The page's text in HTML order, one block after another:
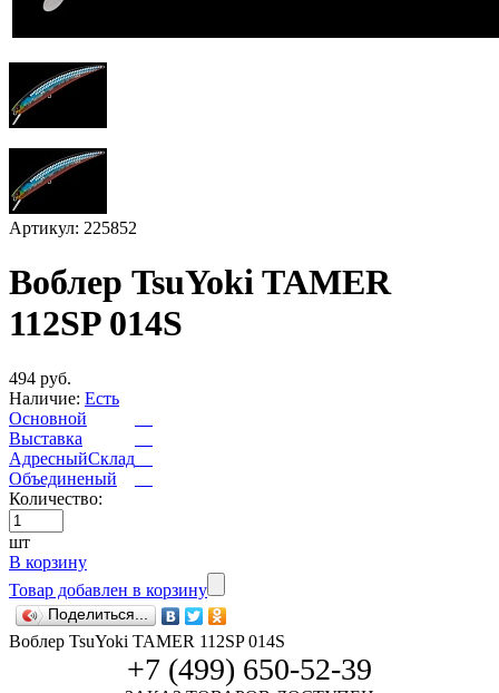
Артикул: 225852
Воблер TsuYoki TAMER
112SP 014S
494 руб.
Наличие: Есть
Основной
Выставка
АдресныйСклад
Объединеный
Количество:
шт
В корзину
Товар добавлен в корзину
Поделиться...
Воблер TsuYoki TAMER 112SP 014S
+7 (499) 650-52-39